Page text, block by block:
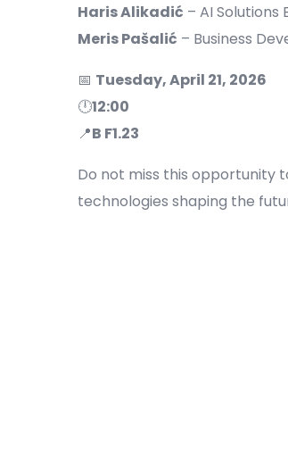
Haris Alikadić – AI
Meris Pašalić – Business
📅 Tuesday, April 21, 2026
🕛12:00
📍B F1.23
Do not miss this opportunity
technologies shaping the